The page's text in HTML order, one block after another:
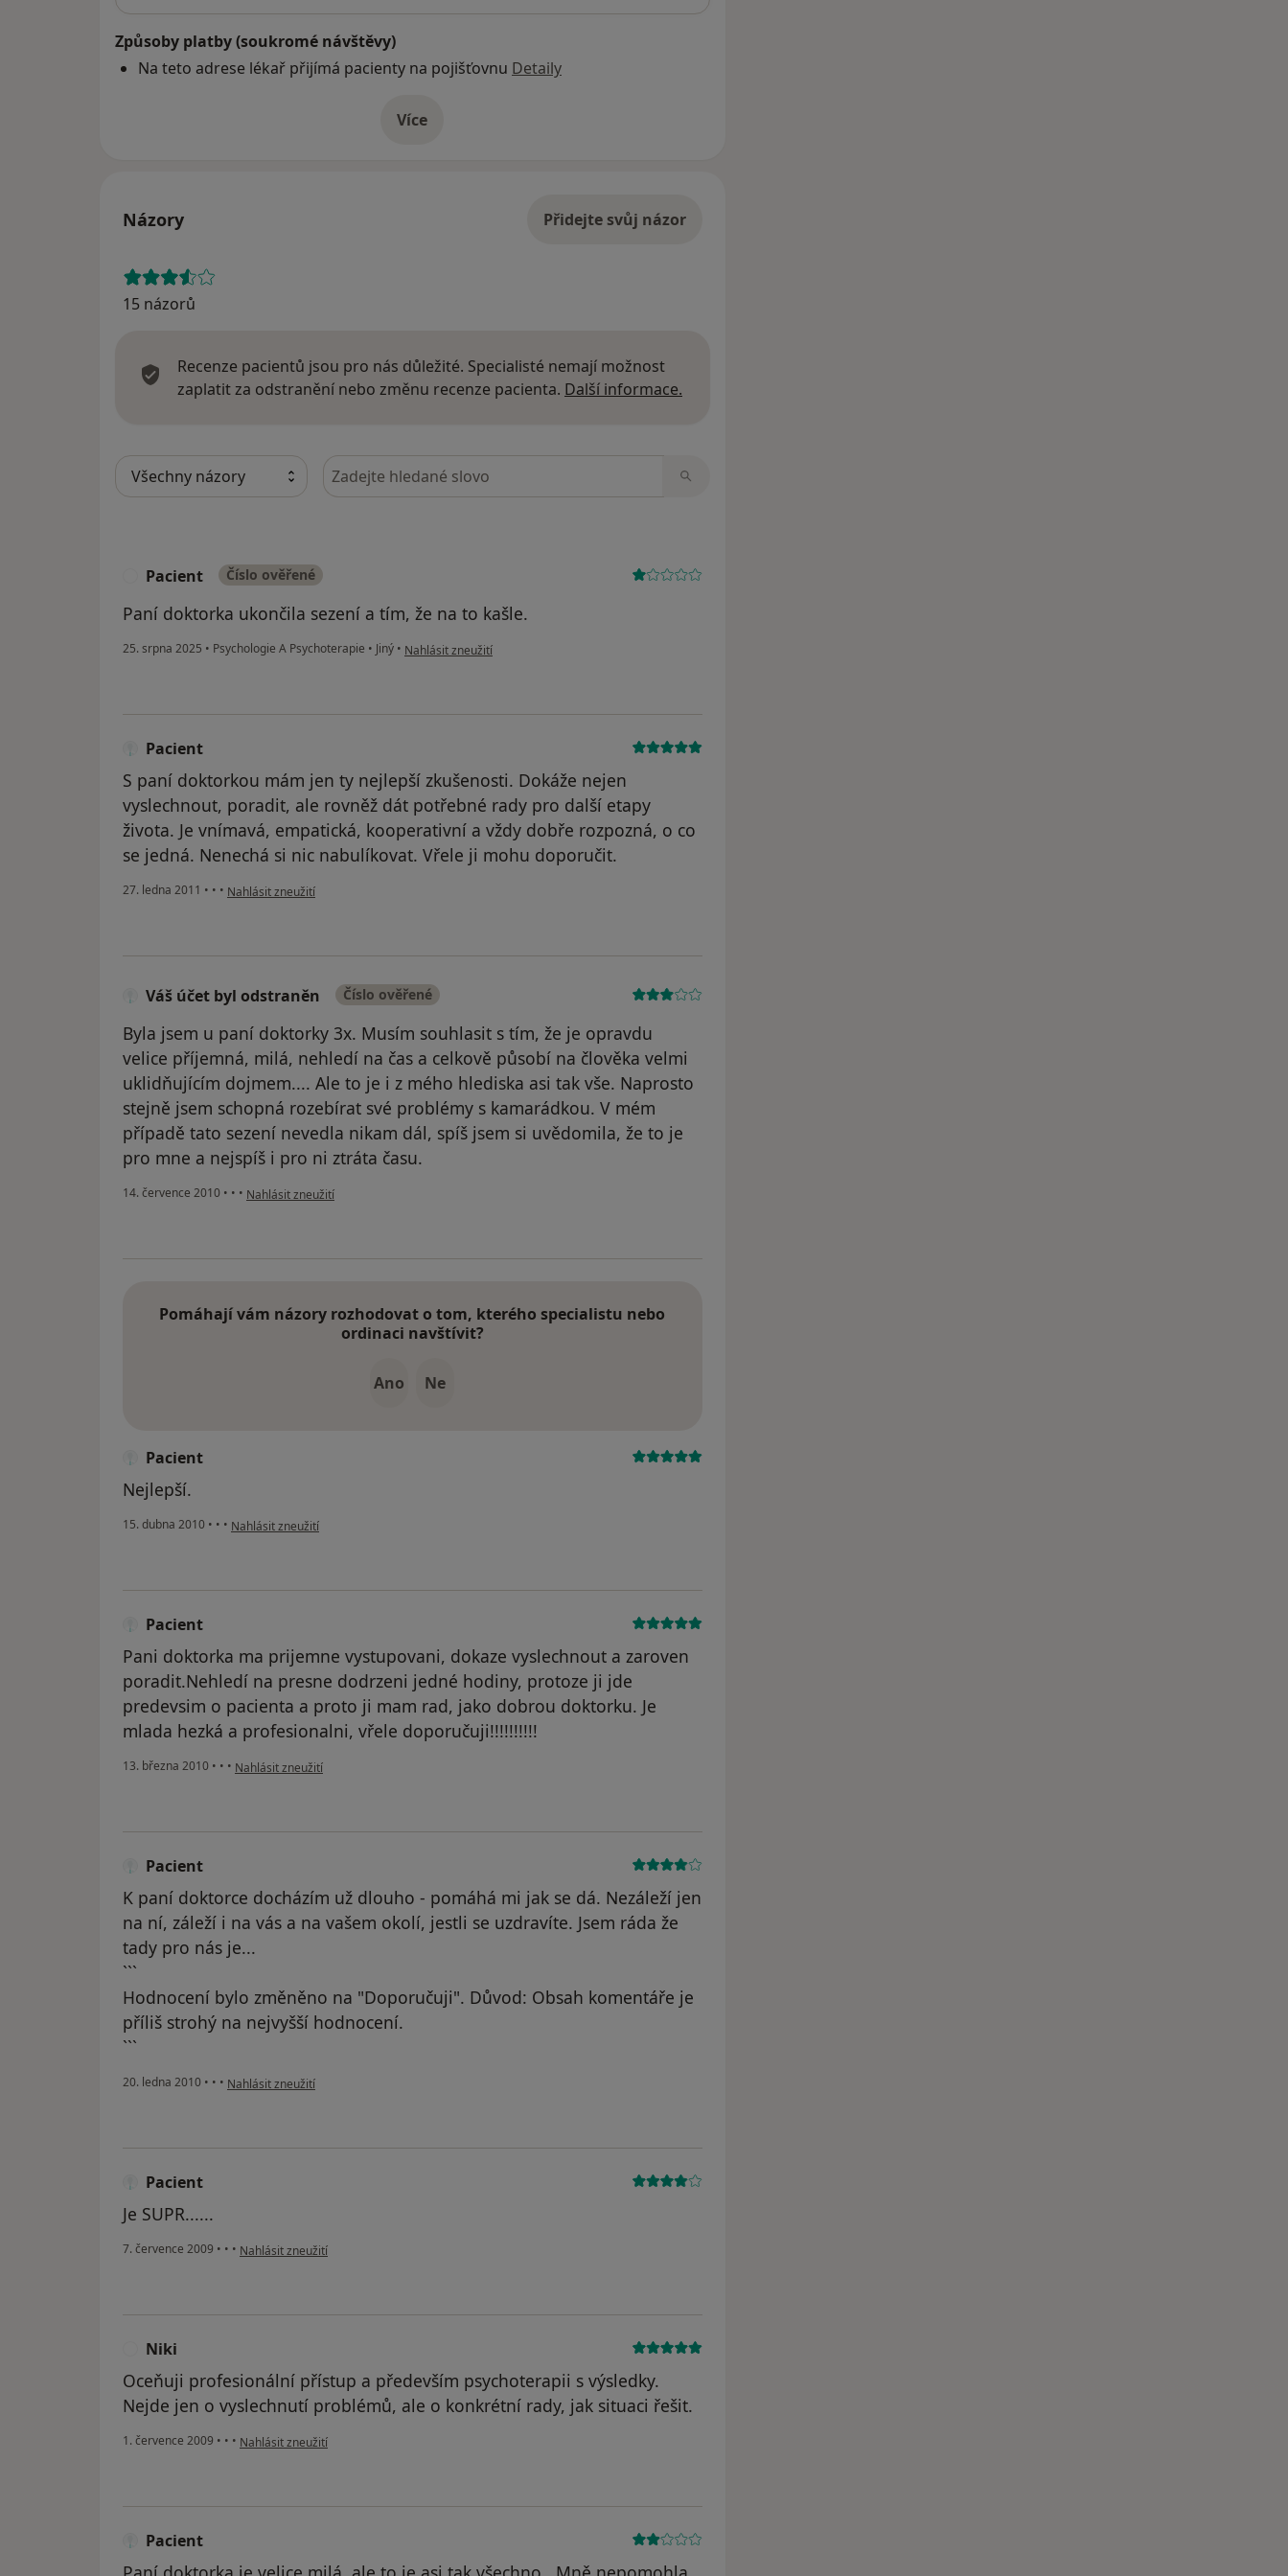
Způsoby platby (soukromé návštěvy)
Na teto adrese lékař přijímá pacienty na pojišťovnu Detaily
Víceo adrese
Názory Přidejte svůj názor
15 názorů
Recenze pacientů jsou pro nás důležité. Specialisté nemají možnost
zaplatit za odstranění nebo změnu recenze pacienta. Další informace.
Hledejte v názorech
Pacient Číslo ověřené
Paní doktorka ukončila sezení a tím, že na to kašle.
25. srpna 2025 • Psychologie A Psychoterapie • Jiný • podle názoru uživatele Pacient
Nahlásit zneužití
Pacient
S paní doktorkou mám jen ty nejlepší zkušenosti. Dokáže nejen
vyslechnout, poradit, ale rovněž dát potřebné rady pro další etapy
života. Je vnímavá, empatická, kooperativní a vždy dobře rozpozná, o co
se jedná. Nenechá si nic nabulíkovat. Vřele ji mohu doporučit.
27. ledna 2011 • • • podle názoru uživatele Pacient
Nahlásit zneužití
Váš účet byl odstraněn Číslo ověřené
Byla jsem u paní doktorky 3x. Musím souhlasit s tím, že je opravdu
velice příjemná, milá, nehledí na čas a celkově působí na člověka velmi
uklidňujícím dojmem.... Ale to je i z mého hlediska asi tak vše. Naprosto
stejně jsem schopná rozebírat své problémy s kamarádkou. V mém
případě tato sezení nevedla nikam dál, spíš jsem si uvědomila, že to je
pro mne a nejspíš i pro ni ztráta času.
14. července 2010 • • • podle názoru uživatele Váš účet byl odstraněn
Nahlásit zneužití
Pomáhají vám názory rozhodovat o tom, kterého specialistu nebo
ordinaci navštívit?
Ano Ne
Pacient
Nejlepší.
15. dubna 2010 • • • podle názoru uživatele Pacient
Nahlásit zneužití
Pacient
Pani doktorka ma prijemne vystupovani, dokaze vyslechnout a zaroven
poradit.Nehledí na presne dodrzeni jedné hodiny, protoze ji jde
predevsim o pacienta a proto ji mam rad, jako dobrou doktorku. Je
mlada hezká a profesionalni, vřele doporučuji!!!!!!!!!!
13. března 2010 • • • podle názoru uživatele Pacient
Nahlásit zneužití
Pacient
K paní doktorce docházím už dlouho - pomáhá mi jak se dá. Nezáleží jen
na ní, záleží i na vás a na vašem okolí, jestli se uzdravíte. Jsem ráda že
tady pro nás je...
```
Hodnocení bylo změněno na "Doporučuji". Důvod: Obsah komentáře je
příliš strohý na nejvyšší hodnocení.
```
20. ledna 2010 • • • podle názoru uživatele Pacient
Nahlásit zneužití
Pacient
Je SUPR......
7. července 2009 • • • podle názoru uživatele Pacient
Nahlásit zneužití
Niki
Oceňuji profesionální přístup a především psychoterapii s výsledky.
Nejde jen o vyslechnutí problémů, ale o konkrétní rady, jak situaci řešit.
1. července 2009 • • • podle názoru uživatele Niki
Nahlásit zneužití
Pacient